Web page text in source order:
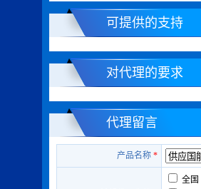
可提供的支持
对代理的要求
代理留言
产品名称 *
全国